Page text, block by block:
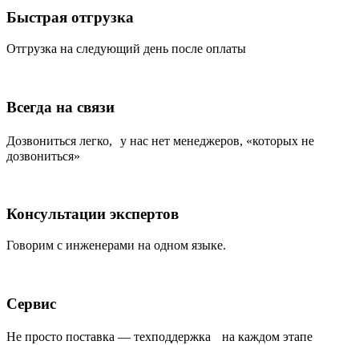
Быстрая отгрузка
Отгрузка на следующий день после оплаты
Всегда на связи
Дозвониться легко, у нас нет менеджеров, «которых не
дозвониться»
Консультации экспертов
Говорим с инженерами на одном языке.
Сервис
Не просто поставка — техподдержка на каждом этапе